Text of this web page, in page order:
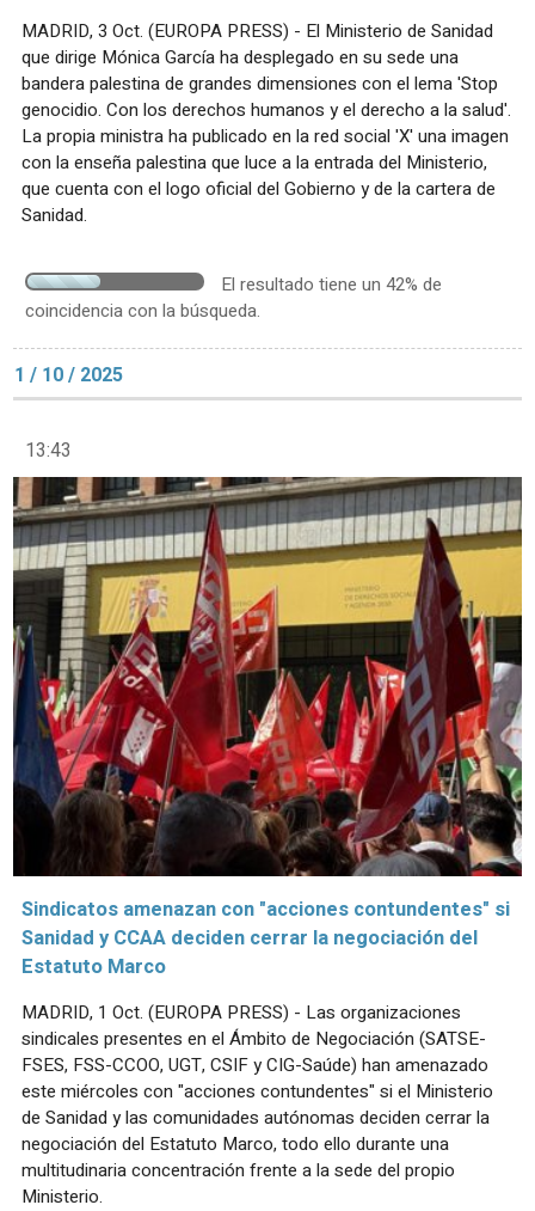
MADRID, 3 Oct. (EUROPA PRESS) - El Ministerio de Sanidad
que dirige Mónica García ha desplegado en su sede una
bandera palestina de grandes dimensiones con el lema 'Stop
genocidio. Con los derechos humanos y el derecho a la salud'.
La propia ministra ha publicado en la red social 'X' una imagen
con la enseña palestina que luce a la entrada del Ministerio,
que cuenta con el logo oficial del Gobierno y de la cartera de
Sanidad.
El resultado tiene un 42% de
coincidencia con la búsqueda.
1 / 10 / 2025
13:43
Sindicatos amenazan con "acciones contundentes" si
Sanidad y CCAA deciden cerrar la negociación del
Estatuto Marco
MADRID, 1 Oct. (EUROPA PRESS) - Las organizaciones
sindicales presentes en el Ámbito de Negociación (SATSE-
FSES, FSS-CCOO, UGT, CSIF y CIG-Saúde) han amenazado
este miércoles con "acciones contundentes" si el Ministerio
de Sanidad y las comunidades autónomas deciden cerrar la
negociación del Estatuto Marco, todo ello durante una
multitudinaria concentración frente a la sede del propio
Ministerio.